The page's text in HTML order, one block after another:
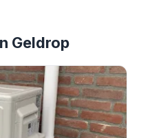
Geldrop